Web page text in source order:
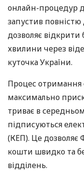
онлайн-процедур
запустив
дозволяє відкрити
хвилини через
куточка України.
Процес отримання
максимально
триває в
підписуються
(КЕП). Це дозволяє
кошти швидко та
відділень.